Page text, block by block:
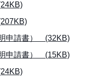
申請書） (32KB)
申請書） (15KB)